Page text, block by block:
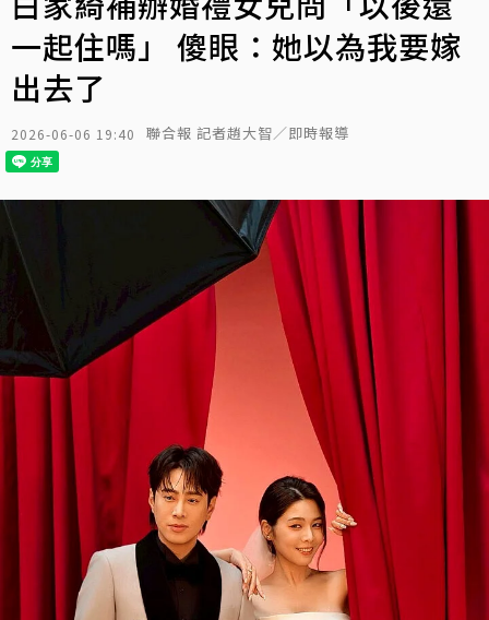
一起住嗎」 傻眼：她以為我要嫁
出去了
2026-06-06 19:40 聯合報 記者趙大智／即時報導